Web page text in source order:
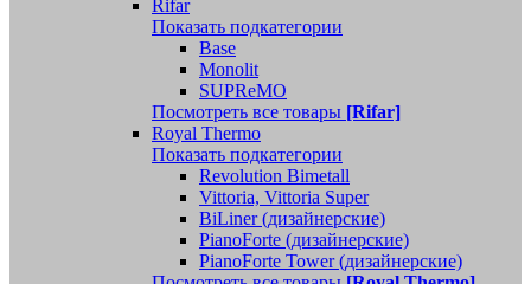
Rifar
Показать подкатегории
Base
Monolit
SUPReMO
Посмотреть все товары [Rifar]
Royal Thermo
Показать подкатегории
Revolution Bimetall
Vittoria, Vittoria Super
BiLiner (дизайнерские)
PianoForte (дизайнерские)
PianoForte Tower (дизайнерские)